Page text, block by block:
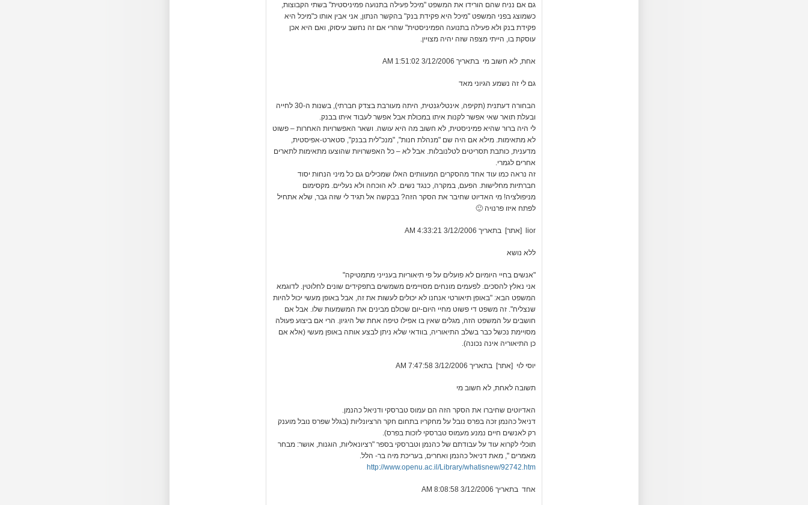
גם אם נניח שהם הורידו את המשפט "מיכל פעילה בתנועה פמיניסטית" בשתי הקבוצות,
כשמוצג בפני המשפט "מיכל היא פקידת בנק" בהקשר הנתון, אני אבין אותו כ"מיכל היא
פקידת בנק ולא פעילה בתנועה הפמיניסטית" שהרי אם זה נחשב עיסוק, ואם היא אכן
עוסקת בו, הייתי מצפה שזה יהיה מצויין.
אחת, לא חשוב מי בתאריך 3/12/2006 1:51:02 AM
גם לי זה נשמע הגיוני מאד
הבחורה דעתנית (תקיפה, אינטליגנטית, היתה מעורבת בצדק חברתי), בשנות ה-30 לחייה
ובעלת תואר שאי אפשר לקנות איתו במכולת אבל אפשר לעבוד איתו בבנק.
לי היה ברור שהיא פמיניסטית, לא חשוב מה היא עושה. ושאר האפשרויות האחרות – פשוט
לא מתאימות. מילא אם היה שם "מנהלת חנות", "מנכ"לית בבנק", סטארט-אפיסטית,
מדענית, כותבת תסריטים לטלנובלות. אבל לא – כל האפשרויות שהוצעו מתאימות לתארים
אחרים לגמרי.
זה נראה כמו עוד אחד מהסקרים המעוותים האלו שמכילים גם כל מיני הנחות יסוד
חברתיות מחלישות. הפעם, במקרה, כנגד נשים. לא הוכחה ולא נעליים. מקסימום
מניפולציה! מי האדיוט שחיבר את הסקר הזה? בבקשה אל תגיד לי שזה גבר, שלא אתחיל
לפתח איזו פרנויה 🙂
lior [אתר] בתאריך 3/12/2006 4:33:21 AM
ללא נושא
"אנשים בחיי היומיום לא פועלים על פי תיאוריות בענייני מתמטיקה"
אני נאלץ להסכים. לפעמים מונחים מסויימים משמשים בתפקידים שונים לחלוטין. לדוגמא
המשפט הבא: "באופן תיאורטי אנחנו לא יכולים לעשות את זה, אבל באופן מעשי יכול להיות
שנצליח". זה משפט די פשוט מחיי היום-יום שכולם מבינים את המשמעות שלו. אבל אם
חושבים על המשפט הזה, מגלים שאין בו אפילו טיפה אחת של היגיון. הרי אם ביצוע פעולה
מסויימת נכשל כבר בשלב התיאוריה, בוודאי שלא ניתן לבצע אותה באופן מעשי (אלא אם
כן התיאוריה אינה נכונה).
יוסי לוי [אתר] בתאריך 3/12/2006 7:47:58 AM
תשובה לאחת, לא חשוב מי
האדיוטים שחיברו את הסקר הזה הם עמוס טברסקי ודניאל כהנמן.
דניאל כהנמן זכה בפרס נובל על מחקריו בתחום חקר הרציונליות (בגלל שפרס נובל מוענק
רק לאנשים חיים נמנע מעמוס טברסקי לזכות בפרס).
תוכלי לקרוא עוד על עבודתם של כהנמן וטברסקי בספר "רציונאליות, הוגנות, אושר: מבחר
מאמרים ", מאת דניאל כהנמן ואחרים, בעריכת מיה בר- הלל.
http://www.openu.ac.il/Library/whatisnew/92742.htm
אחד בתאריך 3/12/2006 8:08:58 AM